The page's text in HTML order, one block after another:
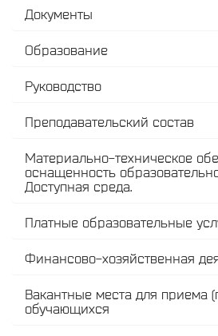
Документы
Образование
Руководство
Преподавательский состав
Материально-техническое
оснащенность
Доступная среда.
Платные образовательные
Финансово-хозяйственная
Вакантные места для приема
обучающихся